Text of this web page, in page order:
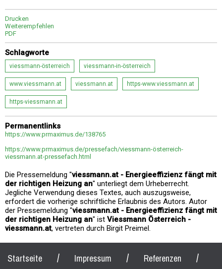
Drucken
Weiterempfehlen
PDF
Schlagworte
viessmann-österreich viessmann-in-österreich
www.viessmann.at viessmann.at https-www.viessmann.at
https-viessmann.at
Permanentlinks
https://www.prmaximus.de/138765
https://www.prmaximus.de/pressefach/viessmann-österreich-
viessmann.at-pressefach.html
Die Pressemeldung "viessmann.at - Energieeffizienz fängt mit
der richtigen Heizung an" unterliegt dem Urheberrecht.
Jegliche Verwendung dieses Textes, auch auszugsweise,
erfordert die vorherige schriftliche Erlaubnis des Autors. Autor
der Pressemeldung "viessmann.at - Energieeffizienz fängt mit
der richtigen Heizung an" ist Viessmann Österreich -
viessmann.at, vertreten durch Birgit Preimel.
Startseite / Impressum / Referenzen /